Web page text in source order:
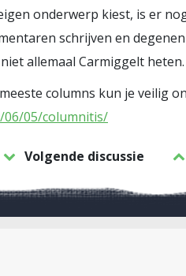
onderwerp kiest, is er
schrijven en
allemaal Carmiggelt heten.
columns kun je veilig
06/05/columnitis/
Volgende discussie